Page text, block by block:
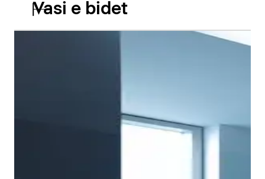
Vasi e bidet